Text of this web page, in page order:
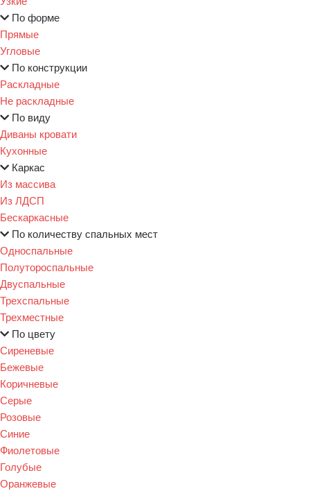
По форме
Прямые
Угловые
По конструкции
Раскладные
Не раскладные
По виду
Диваны кровати
Кухонные
Каркас
Из массива
Из ЛДСП
Бескаркасные
По количеству спальных мест
Односпальные
Полутороспальные
Двуспальные
Трехспальные
Трехместные
По цвету
Сиреневые
Бежевые
Коричневые
Серые
Розовые
Синие
Фиолетовые
Голубые
Оранжевые